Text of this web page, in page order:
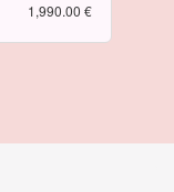
1,990.00 €